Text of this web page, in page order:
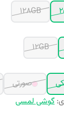
128GB
12GB
صورتی
: گوشی لمسی